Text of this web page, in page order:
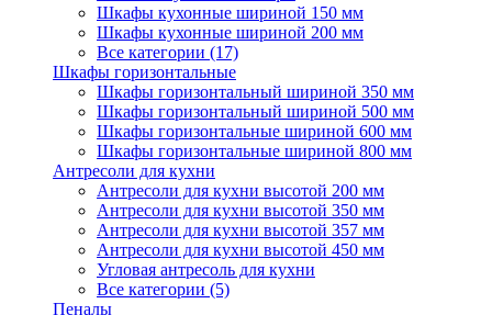
Шкафы кухонные шириной 150 мм
Шкафы кухонные шириной 200 мм
Все категории (17)
Шкафы горизонтальные
Шкафы горизонтальный шириной 350 мм
Шкафы горизонтальный шириной 500 мм
Шкафы горизонтальные шириной 600 мм
Шкафы горизонтальные шириной 800 мм
Антресоли для кухни
Антресоли для кухни высотой 200 мм
Антресоли для кухни высотой 350 мм
Антресоли для кухни высотой 357 мм
Антресоли для кухни высотой 450 мм
Угловая антресоль для кухни
Все категории (5)
Пеналы